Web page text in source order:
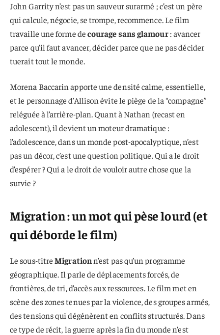
John Garrity n’est pas un sauveur surarmé ; c’est un père
qui calcule, négocie, se trompe, recommence. Le film
travaille une forme decourage sans glamour: avancer
parce qu’il faut avancer, décider parce que ne pas décider
tuerait tout le monde.
Morena Baccarin apporte une densité calme, essentielle,
et le personnage d’Allison évite le piège de la “compagne”
reléguée à l’arrière-plan. Quant à Nathan (recast en
adolescent), il devient un moteur dramatique :
l’adolescence, dans un monde post-apocalyptique, n’est
pas un décor, c’est une question politique. Qui a le droit
d’espérer ? Qui a le droit de vouloir autre chose que la
survie ?
Migration : un mot qui pèse lourd (et
qui déborde le film)
Le sous-titreMigrationn’est pas qu’un programme
géographique. Il parle de déplacements forcés, de
frontières, de tri, d’accès aux ressources. Le film met en
scène des zones tenues par la violence, des groupes armés,
des tensions qui dégénèrent en conflits structurés. Dans
ce type de récit, la guerre après la fin du monde n’est